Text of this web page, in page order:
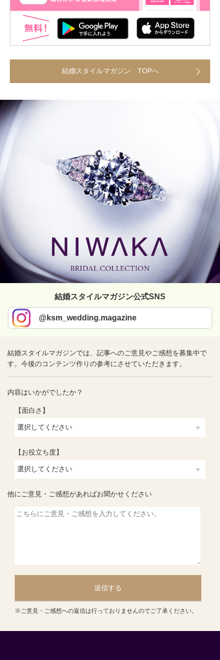
結婚スタイルマガジン TOPへ
結婚スタイルマガジン公式SNS
@ksm_wedding.magazine
結婚スタイルマガジンでは、記事へのご意見やご感想を募集中で
す。今後のコンテンツ作りの参考にさせていただきます。
内容はいかがでしたか？
【面白さ】
【お役立ち度】
他にご意見・ご感想があればお聞かせください
送信する
※ご意見・ご感想への返信は行っておりませんのでご了承ください。